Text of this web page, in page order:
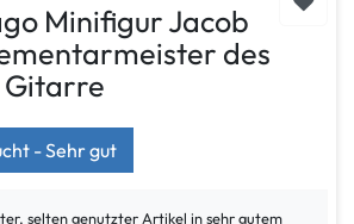
Minifigur Jacob
des
Gitarre
- Sehr gut
selten genutzter Artikel in sehr gutem